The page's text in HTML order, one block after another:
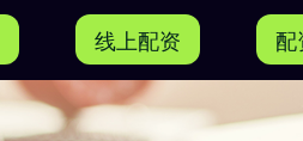
线上配资 配